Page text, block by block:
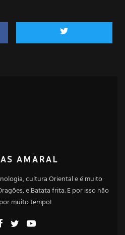
AMARAL
cultura Oriental e é muito
e Batata frita. E por isso não
muito tempo!